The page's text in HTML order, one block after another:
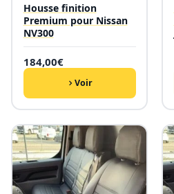
Housse finition
Premium pour Nissan
NV300
184,00€
Voir